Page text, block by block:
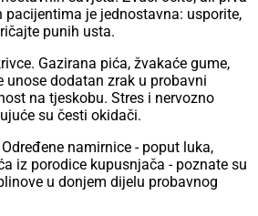
pacijentima je jednostavna: usporite,
punih usta.
Gazirana pića, žvakaće gume,
dodatan zrak u probavni
na tjeskobu. Stres i nervozno
su česti okidači.
namirnice - poput luka,
iz porodice kupusnjača - poznate su
u donjem dijelu probavnog